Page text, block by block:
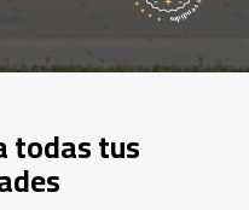
todas tus